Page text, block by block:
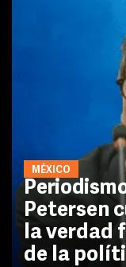
MÉXICO
Petersen
la verdad
de la